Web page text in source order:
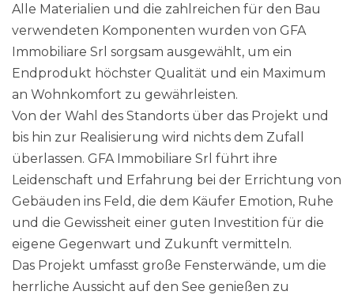
Alle Materialien und die zahlreichen für den Bau
verwendeten Komponenten wurden von GFA
Immobiliare Srl sorgsam ausgewählt, um ein
Endprodukt höchster Qualität und ein Maximum
an Wohnkomfort zu gewährleisten.
Von der Wahl des Standorts über das Projekt und
bis hin zur Realisierung wird nichts dem Zufall
überlassen. GFA Immobiliare Srl führt ihre
Leidenschaft und Erfahrung bei der Errichtung von
Gebäuden ins Feld, die dem Käufer Emotion, Ruhe
und die Gewissheit einer guten Investition für die
eigene Gegenwart und Zukunft vermitteln.
Das Projekt umfasst große Fensterwände, um die
herrliche Aussicht auf den See genießen zu